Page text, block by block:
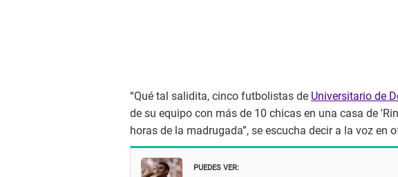
“Qué tal salidita, cinco futbolistas de Universitario de
de su equipo con más de 10 chicas en una casa de
horas de la madrugada”, se escucha decir a la voz en
PUEDES VER: